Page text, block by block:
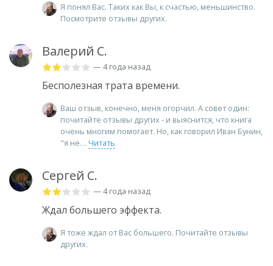
Я понял Вас. Таких как Вы, к счастью, меньшинство.
Посмотрите отзывы других.
Валерий С.
— 4 года назад
Бесполезная трата времени.
Ваш отзыв, конечно, меня огорчил. А совет один:
почитайте отзывы других - и выяснится, что книга
очень многим помогает. Но, как говорил Иван Бунин,
"я не
Читать
Сергей С.
— 4 года назад
Ждал большего эффекта.
Я тоже ждал от Вас большего. Почитайте отзывы
других.